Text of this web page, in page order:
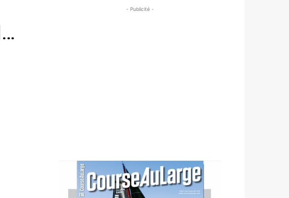
- Publicité -